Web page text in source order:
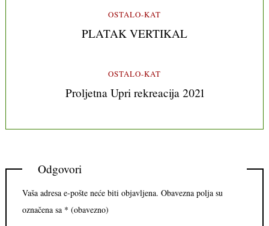
OSTALO-KAT
PLATAK VERTIKAL
OSTALO-KAT
Proljetna Upri rekreacija 2021
Odgovori
Vaša adresa e-pošte neće biti objavljena. Obavezna polja su
označena sa * (obavezno)